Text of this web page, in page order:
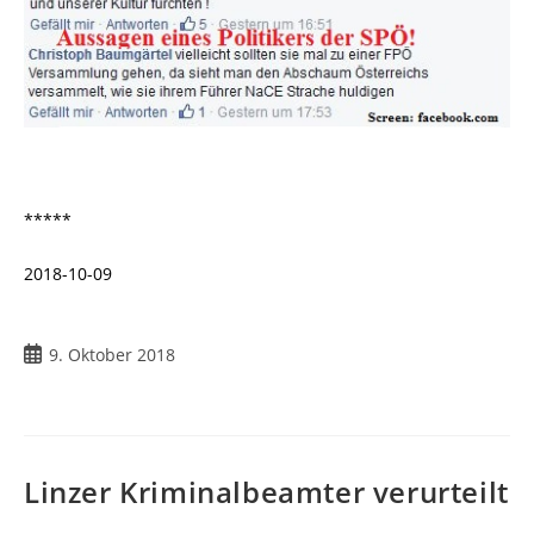
*****
2018-10-09
Beitrag
9. Oktober 2018
Linzer Kriminalbeamter verurteilt